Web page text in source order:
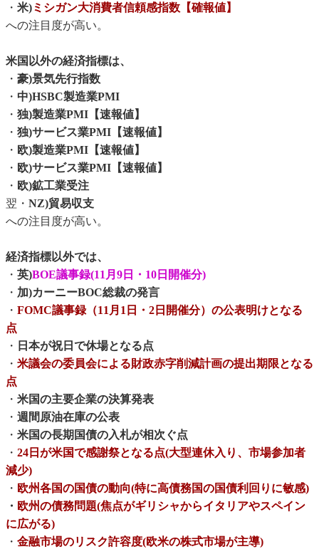
・ 米)ミシガン大消費者信頼感指数【確報値】
への注目度が高い。
米国以外の経済指標は、
・ 豪)景気先行指数
・ 中)HSBC製造業PMI
・ 独)製造業PMI【速報値】
・ 独)サービス業PMI【速報値】
・ 欧)製造業PMI【速報値】
・ 欧)サービス業PMI【速報値】
・ 欧)鉱工業受注
翌・ NZ)貿易収支
への注目度が高い。
経済指標以外では、
・ 英)BOE議事録(11月9日・10日開催分)
・ 加)カーニーBOC総裁の発言
・ FOMC議事録（11月1日・2日開催分）の公表明けとなる
点
・ 日本が祝日で休場となる点
・ 米議会の委員会による財政赤字削減計画の提出期限となる
点
・ 米国の主要企業の決算発表
・ 週間原油在庫の公表
・ 米国の長期国債の入札が相次ぐ点
・ 24日が米国で感謝祭となる点(大型連休入り、市場参加者
減少)
・ 欧州各国の国債の動向(特に高債務国の国債利回りに敏感)
・ 欧州の債務問題(焦点がギリシャからイタリアやスペイン
に広がる)
・ 金融市場のリスク許容度(欧米の株式市場が主導)